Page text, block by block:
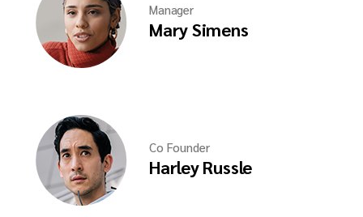
Manager
Mary Simens
Co Founder
Harley Russle